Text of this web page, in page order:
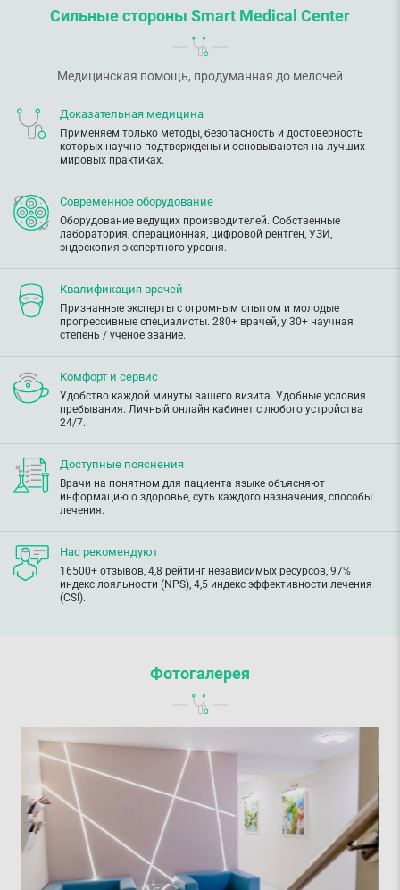
Сильные стороны Smart Medical Center
Медицинская помощь, продуманная до мелочей
Доказательная медицина
Применяем только методы, безопасность и достоверность
которых научно подтверждены и основываются на лучших
мировых практиках.
Современное оборудование
Оборудование ведущих производителей. Собственные
лаборатория, операционная, цифровой рентген, УЗИ,
эндоскопия экспертного уровня.
Квалификация врачей
Признанные эксперты с огромным опытом и молодые
прогрессивные специалисты. 280+ врачей, у 30+ научная
степень / ученое звание.
Комфорт и сервис
Удобство каждой минуты вашего визита. Удобные условия
пребывания. Личный онлайн кабинет с любого устройства
24/7.
Доступные пояснения
Врачи на понятном для пациента языке объясняют
информацию о здоровье, суть каждого назначения, способы
лечения.
Нас рекомендуют
16500+ отзывов, 4,8 рейтинг независимых ресурсов, 97%
индекс лояльности (NPS), 4,5 индекс эффективности лечения
(CSI).
Фотогалерея